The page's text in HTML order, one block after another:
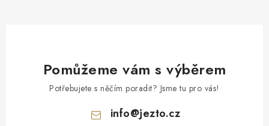
Pomůžeme vám s výběrem
Potřebujete s něčím poradit? Jsme tu pro vás!
info@jezto.cz